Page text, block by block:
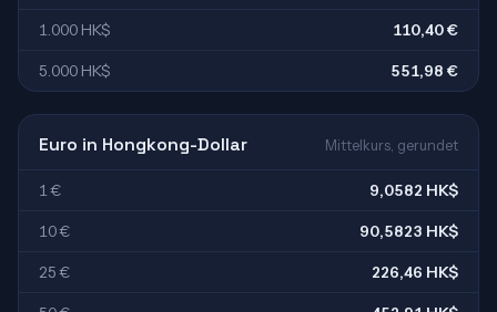
1.000 HK$ 110,40 €
5.000 HK$ 551,98 €
Euro in Hongkong-Dollar Mittelkurs, gerundet
1 € 9,0582 HK$
10 € 90,5823 HK$
25 € 226,46 HK$